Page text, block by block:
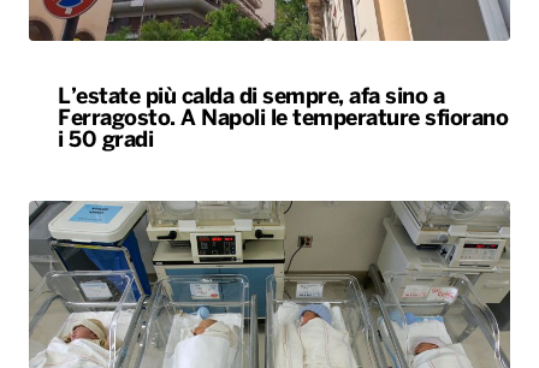
L’estate più calda di sempre, afa sino a
Ferragosto. A Napoli le temperature sfiorano
i 50 gradi